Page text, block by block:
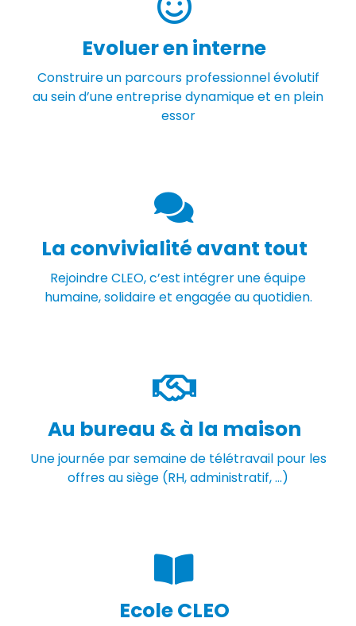
Evoluer en interne
Construire un parcours professionnel évolutif
au sein d’une entreprise dynamique et en plein
essor
La convivialité avant tout
Rejoindre CLEO, c’est intégrer une équipe
humaine, solidaire et engagée au quotidien.
Au bureau & à la maison
Une journée par semaine de télétravail pour les
offres au siège (RH, administratif, …)
Ecole CLEO